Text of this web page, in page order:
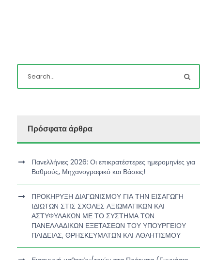
Πρόσφατα άρθρα
Πανελλήνιες 2026: Οι επικρατέστερες ημερομηνίες για
Βαθμούς, Μηχανογραφικό και Βάσεις!
ΠΡΟΚΗΡΥΞΗ ΔΙΑΓΩΝΙΣΜΟΥ ΓΙΑ ΤΗΝ ΕΙΣΑΓΩΓΗ
ΙΔΙΩΤΩΝ ΣΤΙΣ ΣΧΟΛΕΣ ΑΞΙΩΜΑΤΙΚΩΝ ΚΑΙ
ΑΣΤΥΦΥΛΑΚΩΝ ΜΕ ΤΟ ΣΥΣΤΗΜΑ ΤΩΝ
ΠΑΝΕΛΛΑΔΙΚΩΝ ΕΞΕΤΑΣΕΩΝ ΤΟΥ ΥΠΟΥΡΓΕΙΟΥ
ΠΑΙΔΕΙΑΣ, ΘΡΗΣΚΕΥΜΑΤΩΝ ΚΑΙ ΑΘΛΗΤΙΣΜΟΥ